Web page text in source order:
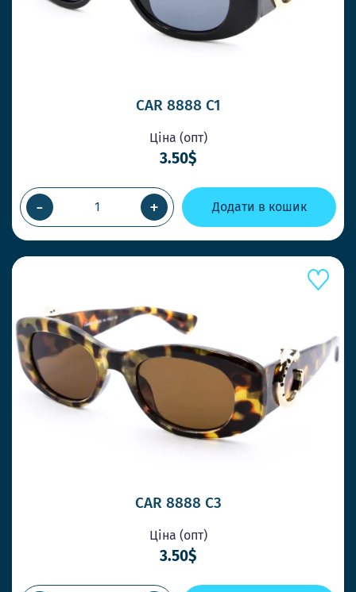
CAR 8888 C1
Ціна (опт)
3.50$
- + Додати в кошик
CAR 8888 C3
Ціна (опт)
3.50$